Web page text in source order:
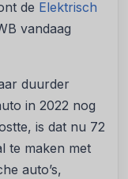
de Elektrisch
vandaag
duurder
in 2022 nog
is dat nu 72
te maken met
auto’s,